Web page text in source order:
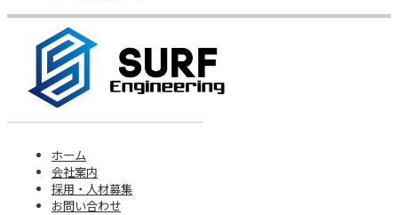
ホーム
会社案内
採用・人材募集
お問い合わせ